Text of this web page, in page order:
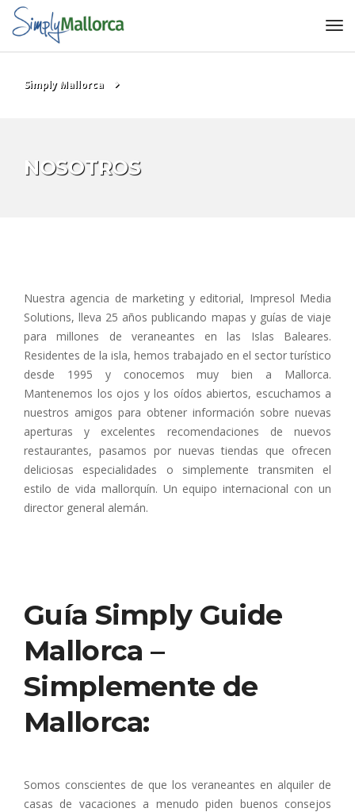
Simply Mallorca
NOSOTROS
Nuestra agencia de marketing y editorial, Impresol Media
Solutions, lleva 25 años publicando mapas y guías de viaje
para millones de veraneantes en las Islas Baleares.
Residentes de la isla, hemos trabajado en el sector turístico
desde 1995 y conocemos muy bien a Mallorca.
Mantenemos los ojos y los oídos abiertos, escuchamos a
nuestros amigos para obtener información sobre nuevas
aperturas y excelentes recomendaciones de nuevos
restaurantes, pasamos por nuevas tiendas que ofrecen
deliciosas especialidades o simplemente transmiten el
estilo de vida mallorquín. Un equipo internacional con un
director general alemán.
Guía Simply Guide
Mallorca –
Simplemente de
Mallorca:
Somos conscientes de que los veraneantes en alquiler de
casas de vacaciones a menudo piden buenos consejos